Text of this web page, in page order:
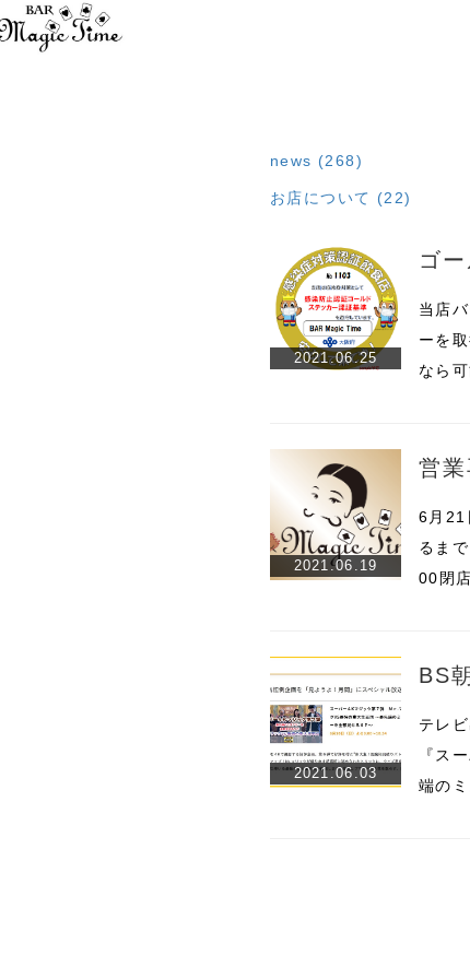
news (268)
お店について (22)
2021.06.25
ゴ
当店
ーを
なら
2021.06.19
営
6月21
るま
00閉
2021.06.03
BS
テレ
『ス
端の